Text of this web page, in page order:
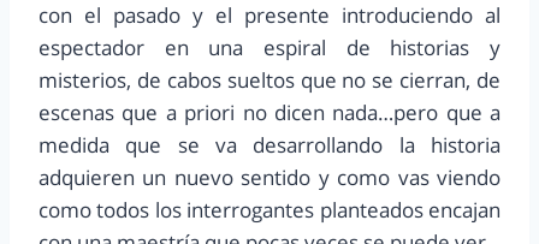
con el pasado y el presente introduciendo al
espectador en una espiral de historias y
misterios, de cabos sueltos que no se cierran, de
escenas que a priori no dicen nada…pero que a
medida que se va desarrollando la historia
adquieren un nuevo sentido y como vas viendo
como todos los interrogantes planteados encajan